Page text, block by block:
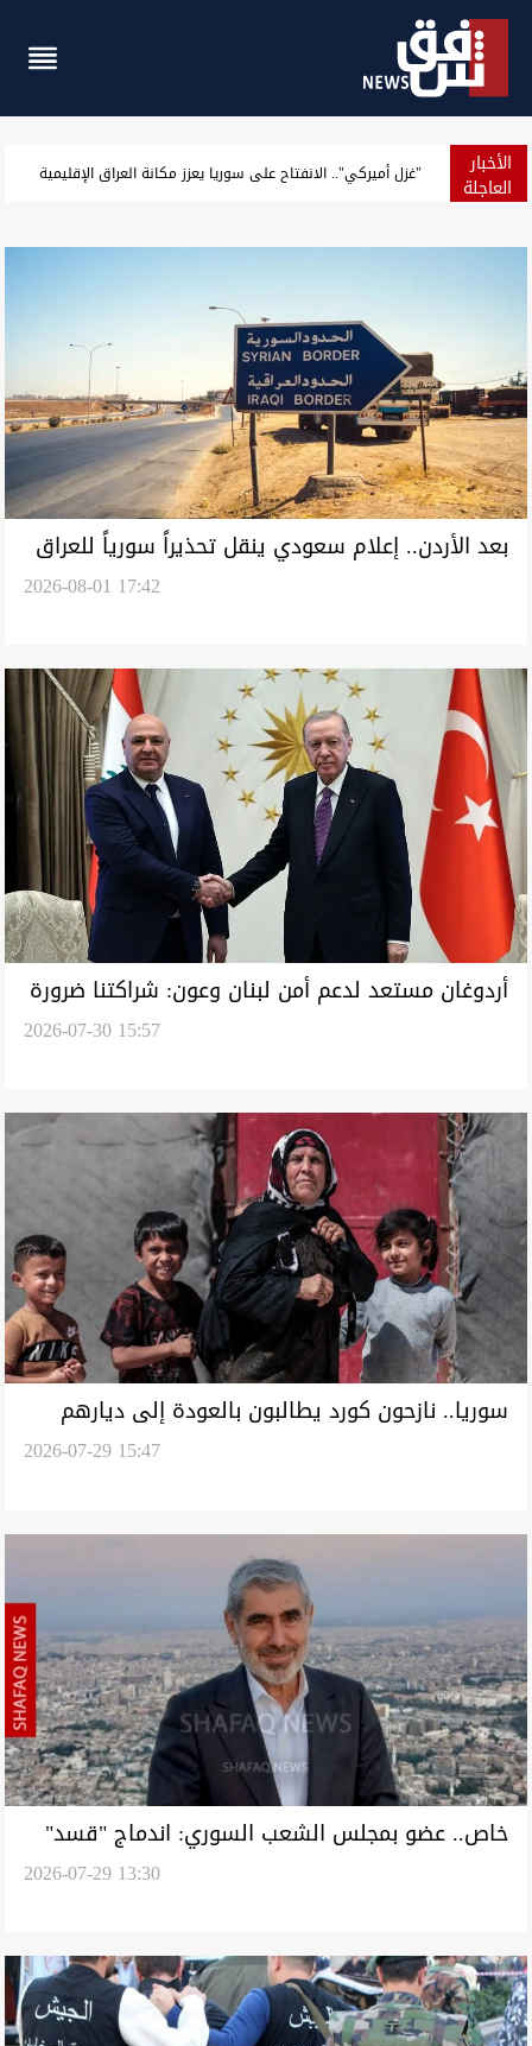
الأخبار
العاجلة 37 يوماً بلا رواتب.. ركود تجاري يخنق الأسواق العراقية
بعد الأردن.. إعلام سعودي ينقل تحذيراً سورياً للعراق
2026-08-01 17:42
أردوغان مستعد لدعم أمن لبنان وعون: شراكتنا ضرورة
2026-07-30 15:57
سوريا.. نازحون كورد يطالبون بالعودة إلى ديارهم
2026-07-29 15:47
خاص.. عضو بمجلس الشعب السوري: اندماج "قسد"
2026-07-29 13:30